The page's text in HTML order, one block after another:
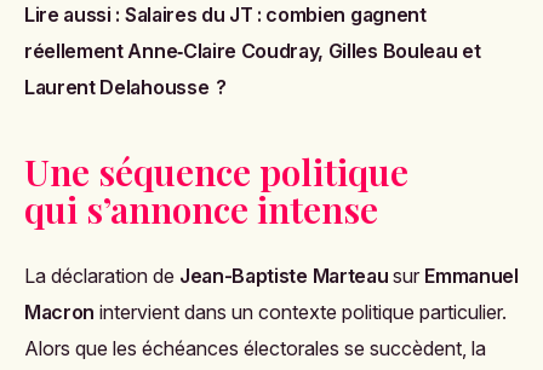
Lire aussi : Salaires du JT : combien gagnent
réellement Anne‑Claire Coudray, Gilles Bouleau et
Laurent Delahousse ?
Une séquence politique
qui s’annonce intense
La déclaration de Jean-Baptiste Marteau sur Emmanuel
Macron intervient dans un contexte politique particulier.
Alors que les échéances électorales se succèdent, la